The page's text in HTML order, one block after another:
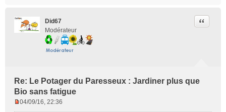
Did67
Modérateur
Re: Le Potager du Paresseux : Jardiner plus que
Bio sans fatigue
Citer
04/09/16, 22:36